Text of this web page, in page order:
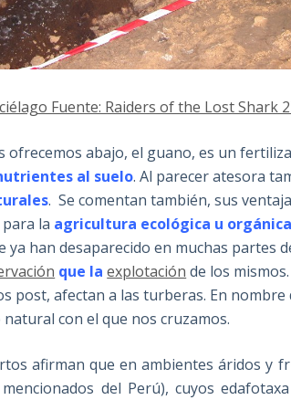
Fuente: Raiders of the Lost Shark
ofrecemos abajo, el guano, es un
al suelo. Al parecer atesora
. Se comentan también, sus
la agricultura ecológica u
ya han desaparecido en muchas partes
que la explotación de los
post, afectan a las turberas. En
con el que nos cruzamos.
afirman que en ambientes áridos y
del Perú), cuyos